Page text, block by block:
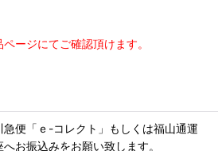
ージにてご確認頂けます。
便「ｅ-コレクト」もしくは福山通運
お振込みをお願い致します。